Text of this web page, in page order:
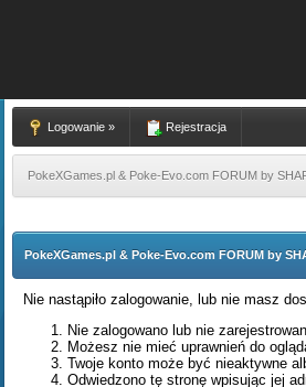
Logowanie » Rejestracja
PokeXGames.pl & Poke-Evo.com FORUM by
PokeXGames.pl & Poke-Evo.com FORUM by
Nie nastąpiło zalogowanie, lub nie masz
Nie zalogowano lub nie
Możesz nie mieć uprawnień do
Twoje konto może być nieaktywne
Odwiedzono tę stronę wpisując jej